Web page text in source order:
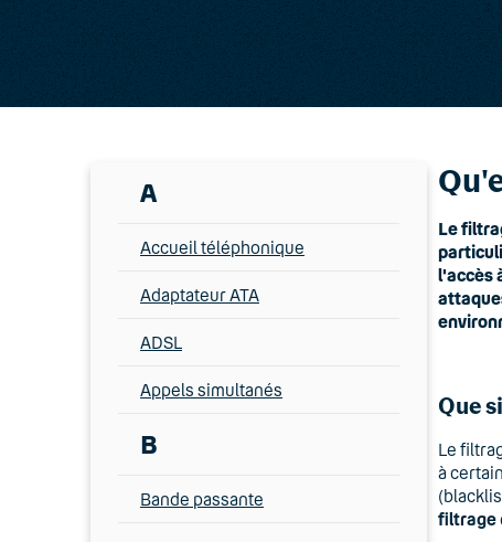
A
Accueil téléphonique
Adaptateur ATA
ADSL
Appels simultanés
B
Bande passante
Le
l'accès
Que
Le
à
filtrage